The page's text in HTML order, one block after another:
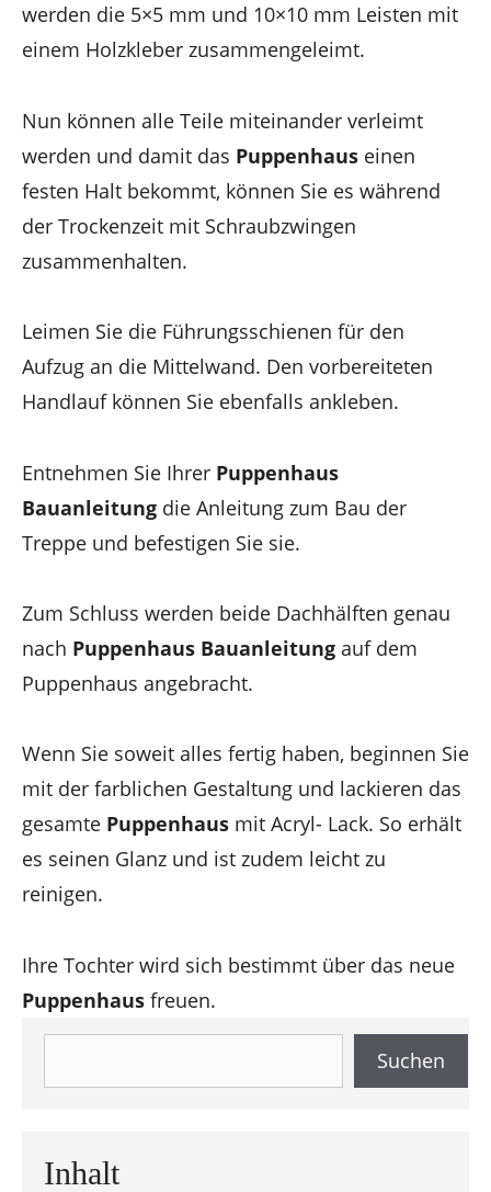
werden die 5×5 mm und 10×10 mm Leisten mit
einem Holzkleber zusammengeleimt.
Nun können alle Teile miteinander verleimt
werden und damit das Puppenhaus einen
festen Halt bekommt, können Sie es während
der Trockenzeit mit Schraubzwingen
zusammenhalten.
Leimen Sie die Führungsschienen für den
Aufzug an die Mittelwand. Den vorbereiteten
Handlauf können Sie ebenfalls ankleben.
Entnehmen Sie Ihrer Puppenhaus
Bauanleitung die Anleitung zum Bau der
Treppe und befestigen Sie sie.
Zum Schluss werden beide Dachhälften genau
nach Puppenhaus Bauanleitung auf dem
Puppenhaus angebracht.
Wenn Sie soweit alles fertig haben, beginnen Sie
mit der farblichen Gestaltung und lackieren das
gesamte Puppenhaus mit Acryl- Lack. So erhält
es seinen Glanz und ist zudem leicht zu
reinigen.
Ihre Tochter wird sich bestimmt über das neue
Puppenhaus freuen.
Suchen
Inhalt